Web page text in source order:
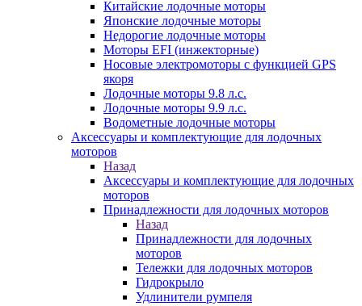
Китайские лодочные моторы
Японские лодочные моторы
Недорогие лодочные моторы
Моторы EFI (инжекторные)
Носовые электромоторы с функцией GPS
якоря
Лодочные моторы 9.8 л.с.
Лодочные моторы 9.9 л.с.
Водометные лодочные моторы
Аксессуары и комплектующие для лодочных
моторов
Назад
Аксессуары и комплектующие для лодочных
моторов
Принадлежности для лодочных моторов
Назад
Принадлежности для лодочных
моторов
Тележки для лодочных моторов
Гидрокрыло
Удлинители румпеля